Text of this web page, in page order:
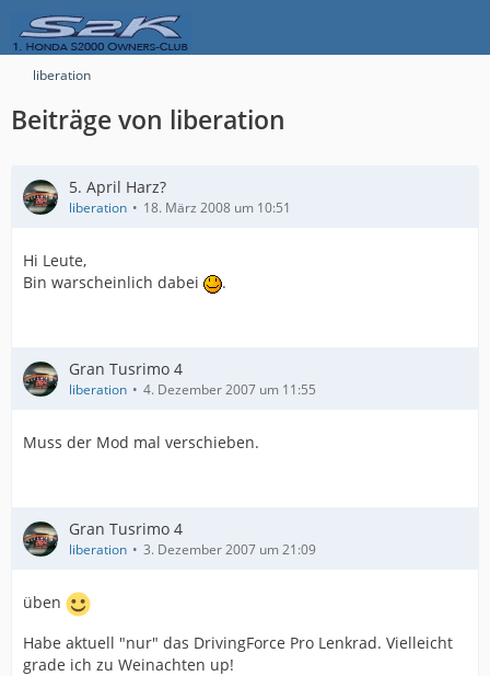
liberation
Beiträge von liberation
5. April Harz?
liberation 18. März 2008 um 10:51
Hi Leute,
Bin warscheinlich dabei
.
Gran Tusrimo 4
liberation 4. Dezember 2007 um 11:55
Muss der Mod mal verschieben.
Gran Tusrimo 4
liberation 3. Dezember 2007 um 21:09
üben
Habe aktuell "nur" das DrivingForce Pro Lenkrad. Vielleicht
grade ich zu Weinachten up!